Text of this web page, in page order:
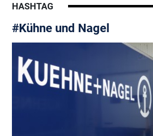
HASHTAG
#Kühne und Nagel